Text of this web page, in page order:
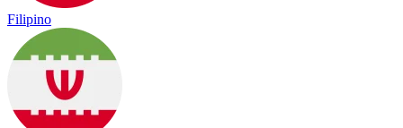
Filipino